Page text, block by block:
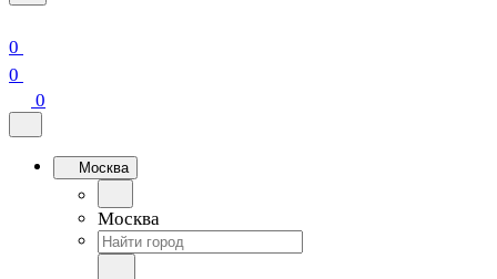
0
0
0
Москва
Москва